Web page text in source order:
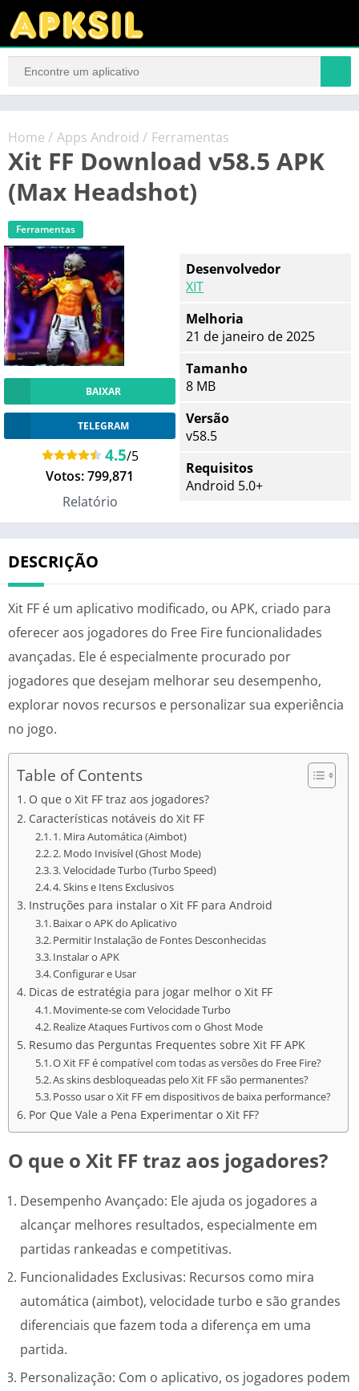
Home / Apps Android / Ferramentas
Xit FF Download v58.5 APK
(Max Headshot)
Ferramentas
BAIXAR
TELEGRAM
4.5/5
Votos:799,871
Relatório
Desenvolvedor
XIT
Melhoria
21 de janeiro de 2025
Tamanho
8 MB
Versão
v58.5
Requisitos
Android 5.0+
DESCRIÇÃO
Xit FF é um aplicativo modificado, ou APK, criado para
oferecer aos jogadores do Free Fire funcionalidades
avançadas. Ele é especialmente procurado por
jogadores que desejam melhorar seu desempenho,
explorar novos recursos e personalizar sua experiência
no jogo.
Table of Contents
O que o Xit FF traz aos jogadores?
Características notáveis ​​do Xit FF
1. Mira Automática (Aimbot)
2. Modo Invisível (Ghost Mode)
3. Velocidade Turbo (Turbo Speed)
4. Skins e Itens Exclusivos
Instruções para instalar o Xit FF para Android
Baixar o APK do Aplicativo
Permitir Instalação de Fontes Desconhecidas
Instalar o APK
Configurar e Usar
Dicas de estratégia para jogar melhor o Xit FF
Movimente-se com Velocidade Turbo
Realize Ataques Furtivos com o Ghost Mode
Resumo das Perguntas Frequentes sobre Xit FF APK
O Xit FF é compatível com todas as versões do Free Fire?
As skins desbloqueadas pelo Xit FF são permanentes?
Posso usar o Xit FF em dispositivos de baixa performance?
Por Que Vale a Pena Experimentar o Xit FF?
O que o Xit FF traz aos jogadores?
Desempenho Avançado: Ele ajuda os jogadores a
alcançar melhores resultados, especialmente em
partidas rankeadas e competitivas.
Funcionalidades Exclusivas: Recursos como mira
automática (aimbot), velocidade turbo e são grandes
diferenciais que fazem toda a diferença em uma
partida.
Personalização: Com o aplicativo, os jogadores podem